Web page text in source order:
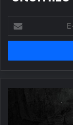
posta
adresinizi